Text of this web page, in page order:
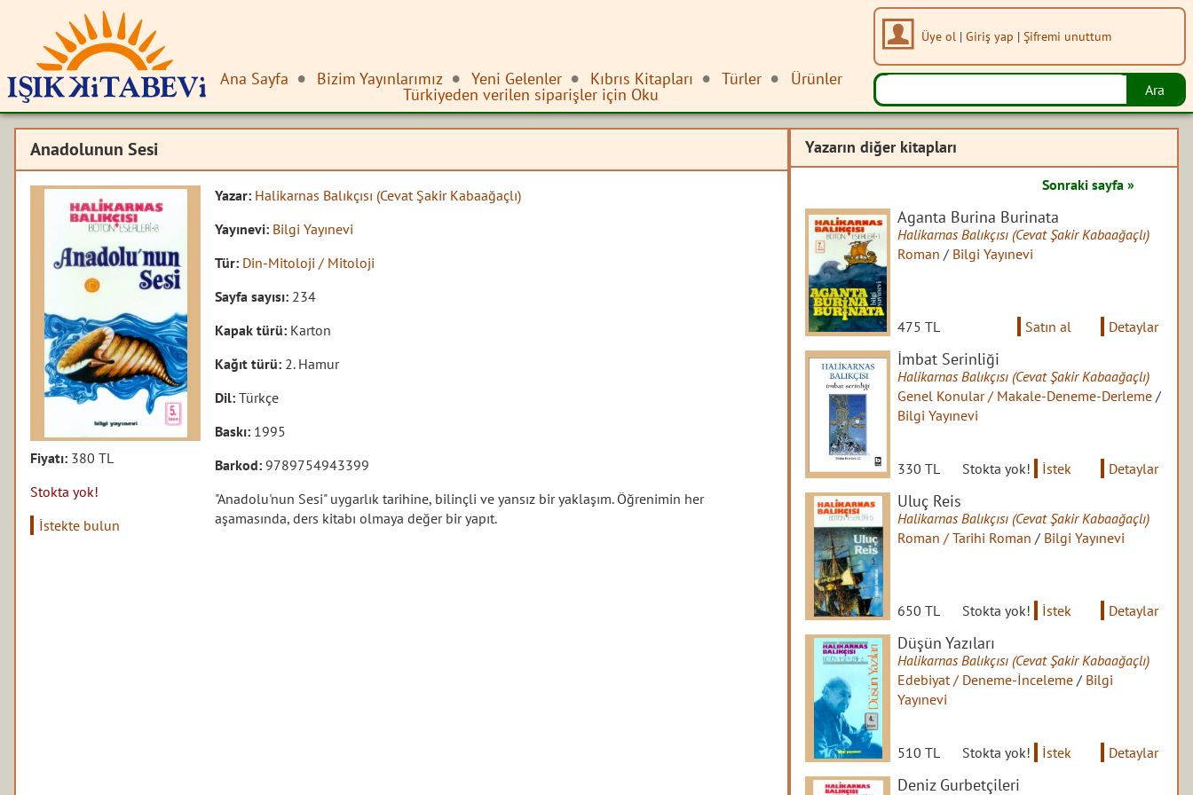
Ana Sayfa Bizim Yayınlarımız Yeni Gelenler Kıbrıs Kitapları Türler Ürünler
Türkiyeden verilen siparişler için Oku
Üye ol | Giriş yap | Şifremi unuttum
Anadolunun Sesi
Fiyatı: 380 TL
Stokta yok!
İstekte bulun
Yazar: Halikarnas Balıkçısı (Cevat Şakir Kabaağaçlı)
Yayınevi: Bilgi Yayınevi
Tür: Din-Mitoloji / Mitoloji
Sayfa sayısı: 234
Kapak türü: Karton
Kağıt türü: 2. Hamur
Dil:Türkçe
Baskı: 1995
Barkod:9789754943399
"Anadolu'nun Sesi" uygarlık tarihine, bilinçli ve yansız bir yaklaşım. Öğrenimin her
aşamasında, ders kitabı olmaya değer bir yapıt.
Yazarın diğer kitapları
Sonraki sayfa »
Aganta Burina Burinata
Halikarnas Balıkçısı (Cevat Şakir Kabaağaçlı)
Roman / Bilgi Yayınevi
475 TL Satın al Detaylar
İmbat Serinliği
Halikarnas Balıkçısı (Cevat Şakir Kabaağaçlı)
Genel Konular / Makale-Deneme-Derleme /
Bilgi Yayınevi
330 TL Stokta yok! İstek Detaylar
Uluç Reis
Halikarnas Balıkçısı (Cevat Şakir Kabaağaçlı)
Roman / Tarihi Roman / Bilgi Yayınevi
650 TL Stokta yok! İstek Detaylar
Düşün Yazıları
Halikarnas Balıkçısı (Cevat Şakir Kabaağaçlı)
Edebiyat / Deneme-İnceleme / Bilgi
Yayınevi
510 TL Stokta yok! İstek Detaylar
Deniz Gurbetçileri